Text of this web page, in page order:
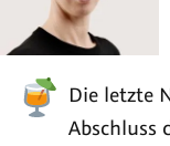
Die letzte
Abschluss